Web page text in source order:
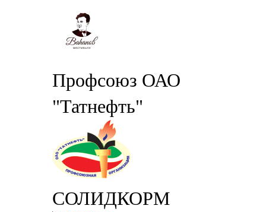
Профсоюз ОАО
"Татнефть"
СОЛИДКОРМ